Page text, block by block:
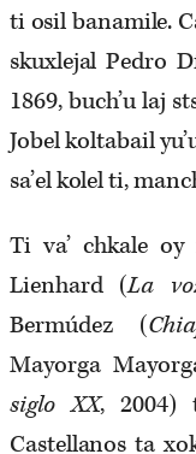
ti osil banamile.
skuxlejal Pedro
1869, buch’u laj
Jobel koltabail
sa’el kolel ti,
Ti va’ chkale oy
Lienhard (La
Bermúdez (
Mayorga
siglo XX, 2004)
Castellanos ta